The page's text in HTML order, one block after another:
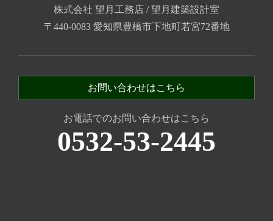
株式会社 望月工務店 / 望月建築設計室
〒440-0083 愛知県豊橋市下地町若宮72番地
お問い合わせはこちら
お電話でのお問い合わせはこちら
0532-53-2445